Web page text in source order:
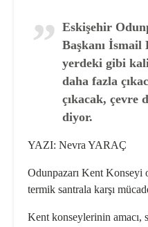
Eskişehir
Başkanı
yerdeki gibi
daha fazla
çıkacak, çevre
diyor.
YAZI: Nevra YARAÇ
Odunpazarı Kent Konseyi
termik santra­la karşı
Kent konseylerinin amacı,